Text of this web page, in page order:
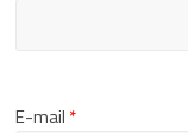
E-mail *